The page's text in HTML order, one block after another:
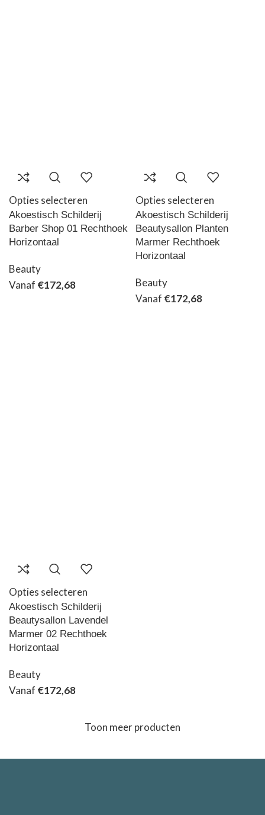
Opties selecteren
Akoestisch Schilderij
Barber Shop 01 Rechthoek
Horizontaal
Beauty
Vanaf €172,68
Opties selecteren
Akoestisch Schilderij
Beautysallon Planten
Marmer Rechthoek
Horizontaal
Beauty
Vanaf €172,68
Opties selecteren
Akoestisch Schilderij
Beautysallon Lavendel
Marmer 02 Rechthoek
Horizontaal
Beauty
Vanaf €172,68
Toon meer producten